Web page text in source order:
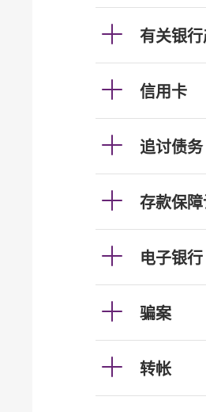
有关银
信用卡
追讨债务
存款保障
电子银行
骗案
转帐